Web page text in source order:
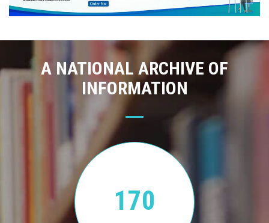
A NATIONAL ARCHIVE OF
INFORMATION
170